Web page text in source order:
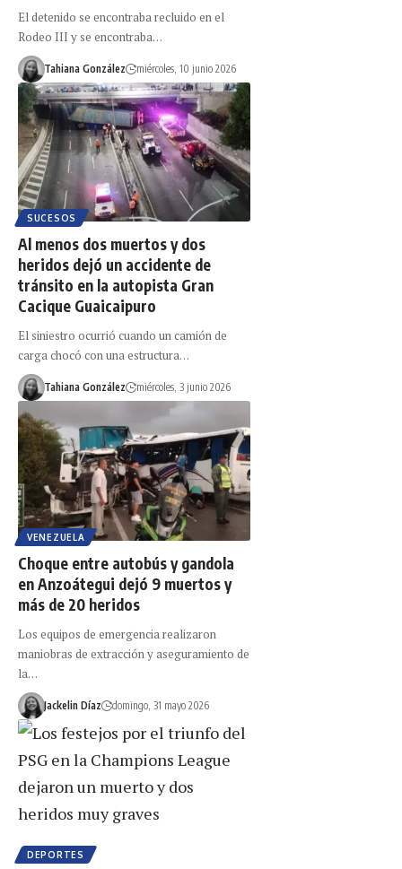
El detenido se encontraba recluido en el
Rodeo III y se encontraba…
Tahiana González miércoles, 10 junio 2026
SUCESOS
Al menos dos muertos y dos
heridos dejó un accidente de
tránsito en la autopista Gran
Cacique Guaicaipuro
El siniestro ocurrió cuando un camión de
carga chocó con una estructura…
Tahiana González miércoles, 3 junio 2026
VENEZUELA
Choque entre autobús y gandola
en Anzoátegui dejó 9 muertos y
más de 20 heridos
Los equipos de emergencia realizaron
maniobras de extracción y aseguramiento de
la…
Jackelin Díaz domingo, 31 mayo 2026
DEPORTES